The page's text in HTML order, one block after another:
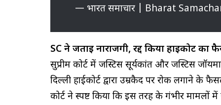
— भारत समाचार | Bharat
SC ने जताई नाराजगी, रद्द किया हाईकोर्ट का
सुप्रीम कोर्ट में जस्टिस सूर्यकांत और जस्टिस
दिल्ली हाईकोर्ट द्वारा उम्रकैद पर रोक लगाने
कोर्ट ने स्पष्ट किया कि इस तरह के गंभीर मामलों